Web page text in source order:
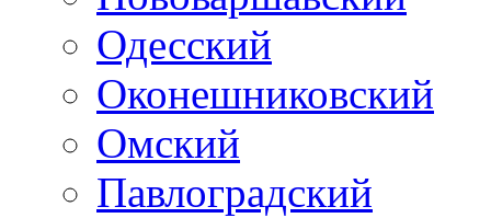
Одесский
Оконешниковский
Омский
Павлоградский